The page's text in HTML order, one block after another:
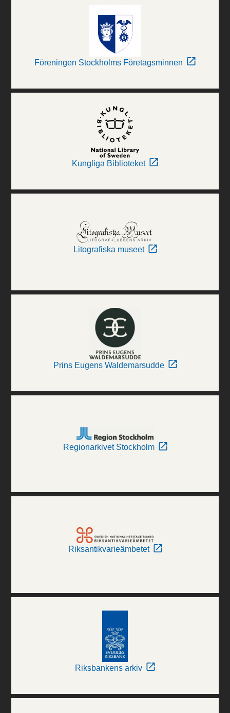
Föreningen Stockholms Företagsminnen
Kungliga Biblioteket
Litografiska museet
Prins Eugens Waldemarsudde
Regionarkivet Stockholm
Riksantikvarieämbetet
Riksbankens arkiv